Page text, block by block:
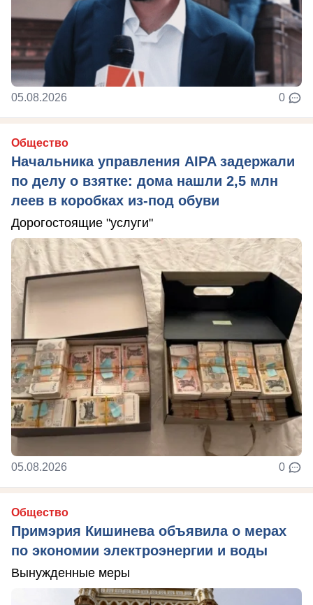
05.08.2026 0
Общество
Начальника управления AIPA задержали
по делу о взятке: дома нашли 2,5 млн
леев в коробках из-под обуви
Дорогостоящие "услуги"
05.08.2026 0
Общество
Примэрия Кишинева объявила о мерах
по экономии электроэнергии и воды
Вынужденные меры